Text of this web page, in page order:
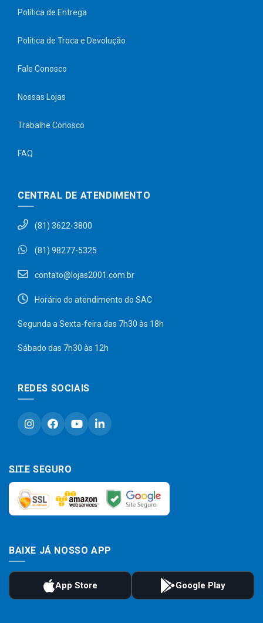
Política de Entrega
Política de Troca e Devolução
Fale Conosco
Nossas Lojas
Trabalhe Conosco
FAQ
CENTRAL DE ATENDIMENTO
(81) 3622-3800
(81) 98277-5325
contato@lojas2001.com.br
Horário do atendimento do SAC
Segunda a Sexta-feira das 7h30 às 18h
Sábado das 7h30 às 12h
REDES SOCIAIS
SITE SEGURO
BAIXE JÁ NOSSO APP